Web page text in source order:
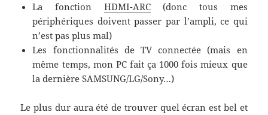
La fonction HDMI-ARC(donc tous mes
périphériques doivent passer par l’ampli, ce qui
n’est pas plus mal)
Les fonctionnalités de TV connectée (mais en
même temps, mon PC fait ça 1000 fois mieux que
la dernière SAMSUNG/LG/Sony…)
Le plus dur aura été de trouver quel écran est bel et